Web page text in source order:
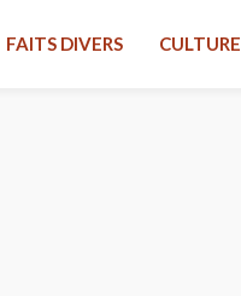
FAITS DIVERS CULTURE